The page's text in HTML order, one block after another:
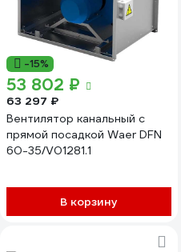
-15%
53 802 ₽
63 297 ₽
Вентилятор канальный с
прямой посадкой Waer DFN
60-35/V01281.1
В корзину